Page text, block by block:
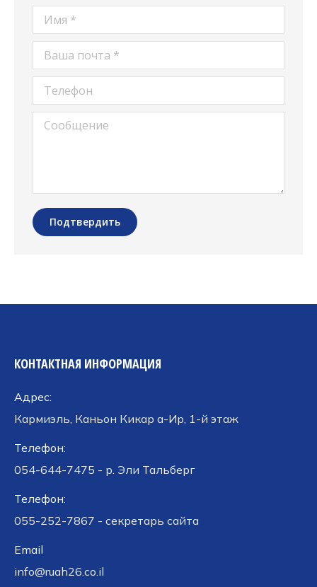
Имя *
Ваша почта *
Телефон
Сообщение
Подтвердить
КОНТАКТНАЯ ИНФОРМАЦИЯ
Адрес:
Кармиэль, Каньон Кикар а-Ир, 1-й этаж
Телефон:
054-644-7475 - р. Эли Тальберг
Телефон:
055-252-7867 - секретарь сайта
Email
info@ruah26.co.il